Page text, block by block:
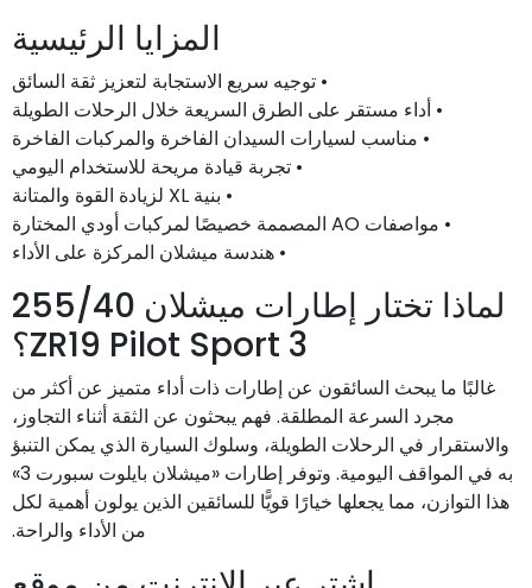
المزايا الرئيسية
• توجيه سريع الاستجابة لتعزيز ثقة السائق
• أداء مستقر على الطرق السريعة خلال الرحلات الطويلة
• مناسب لسيارات السيدان الفاخرة والمركبات الفاخرة
• تجربة قيادة مريحة للاستخدام اليومي
• بنية XL لزيادة القوة والمتانة
• مواصفات AO المصممة خصيصًا لمركبات أودي المختارة
• هندسة ميشلان المركزة على الأداء
لماذا تختار إطارات ميشلان 255/40
ZR19 Pilot Sport 3؟
غالبًا ما يبحث السائقون عن إطارات ذات أداء متميز عن أكثر من
مجرد السرعة المطلقة. فهم يبحثون عن الثقة أثناء التجاوز،
والاستقرار في الرحلات الطويلة، وسلوك السيارة الذي يمكن التنبؤ
به في المواقف اليومية. وتوفر إطارات «ميشلان بايلوت سبورت 3»
هذا التوازن، مما يجعلها خيارًا قويًّا للسائقين الذين يولون أهمية لكل
من الأداء والراحة.